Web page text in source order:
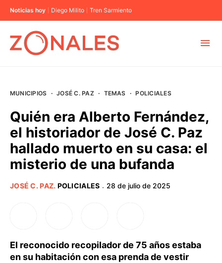
Noticias hoy Diego Milito Tren Sarmiento
BUENOS AIRES
PROVINCIAS
MUNICIPIOS · JOSÉ C. PAZ · TEMAS · POLICIALES
Quién era Alberto Fernández,
el historiador de José C. Paz
hallado muerto en su casa: el
misterio de una bufanda
JOSÉ C. PAZ. POLICIALES · 28 de julio de 2025
El reconocido recopilador de 75 años estaba
en su habitación con esa prenda de vestir